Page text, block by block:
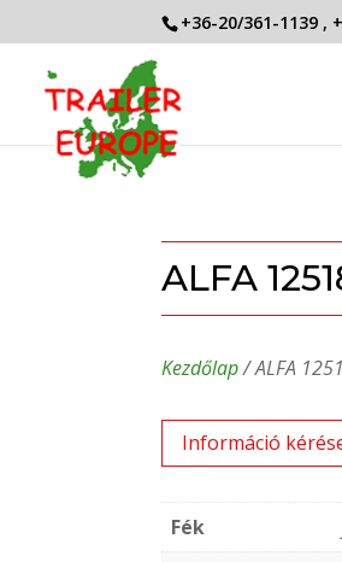
+36-20/361-1139 ,
ALFA
Kezdőlap/ ALFA
Információ
Fék